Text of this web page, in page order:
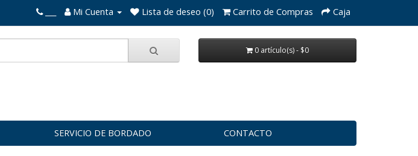
Mi Cuenta Lista de deseo (0) Carrito de Compras Caja
0 artículo(s) - $0
SERVICIO DE BORDADO CONTACTO